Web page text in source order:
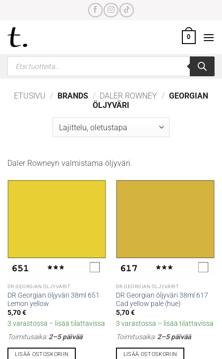
content
0
Products
search
ETUSIVU / BRANDS / DALER ROWNEY / GEORGIAN
ÖLJYVÄRI
Daler Rowneyn valmistama öljyväri.
DR GEORGIAN ÖLJYVÄRIT
DR Georgian öljyväri 38ml 651
Lemon yellow
5,70€
3 varastossa – lisää tilattavissa
Toimitusaika:2–5 päivää
LISÄÄ OSTOSKORIIN
DR GEORGIAN ÖLJYVÄRIT
DR Georgian öljyväri 38ml 617
Cad yellow pale (hue)
5,70€
3 varastossa – lisää tilattavissa
Toimitusaika:2–5 päivää
LISÄÄ OSTOSKORIIN